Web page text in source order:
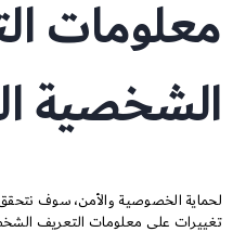
معلومات
الشخصية
لحماية الخصوصية والأمن، سوف
تغييرات على معلومات التعريف